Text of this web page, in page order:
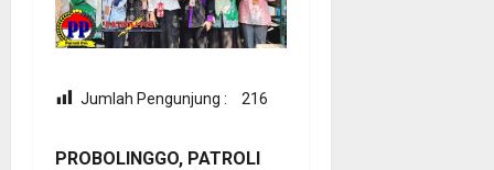
Jumlah Pengunjung : 216
PROBOLINGGO, PATROLI